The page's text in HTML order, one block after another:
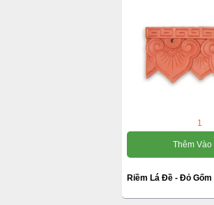
1
Thêm Vào
Riềm Lá Đề - Đỏ Gốm